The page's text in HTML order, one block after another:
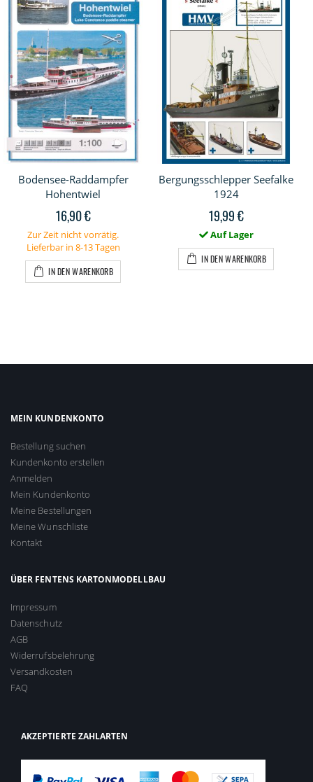
Bodensee-Raddampfer
Hohentwiel
16,90 €
Zur Zeit nicht vorrätig.
Lieferbar in 8-13 Tagen
IN DEN WARENKORB
Bergungsschlepper Seefalke
1924
19,99 €
Auf Lager
IN DEN WARENKORB
MEIN KUNDENKONTO
Bestellung suchen
Kundenkonto erstellen
Anmelden
Mein Kundenkonto
Meine Bestellungen
Meine Wunschliste
Kontakt
ÜBER FENTENS KARTONMODELLBAU
Impressum
Datenschutz
AGB
Widerrufsbelehrung
Versandkosten
FAQ
AKZEPTIERTE ZAHLARTEN